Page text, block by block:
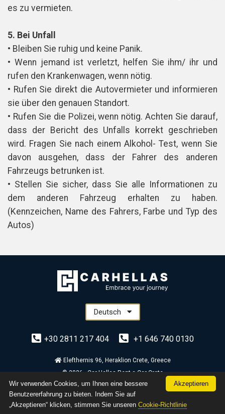
es zu vermieten.
5. Bei Unfall
• Bleiben Sie ruhig und keine Panik.
• Wenn jemand ist verletzt, helfen Sie ihm/ ihr und
rufen den Krankenwagen, wenn nötig.
• Rufen Sie direkt die Autovermieter und informieren
sie über den genauen Standort.
• Rufen Sie die Polizei, wenn nötig. Achten Sie darauf,
dass der Bericht des Unfalls korrekt geschrieben
wird. Fragen Sie nach einem Alkohol- Test, wenn Sie
davon ausgehen, dass der Fahrer des anderen
Fahrzeugs betrunken ist.
• Stellen Sie sicher, dass Sie alle Informationen zu
dem anderen Fahrzeug erhalten zu haben.
(Kennzeichen, Name des Fahrers, Farbe und Typ des
Autos)
Deutsch
+30 2811 217 404 +1 646 740 0130
Elefthernis 96, Heraklion Crete, Greece
© 2026 - Car Hellas Rent a Car Crete
Akzeptieren
Wir verwenden Cookies, um Ihnen eine bessere
Benutzererfahrung zu bieten. Indem Sie auf
„Akzeptieren“ klicken, stimmen Sie unseren Cookie-Richtlinie